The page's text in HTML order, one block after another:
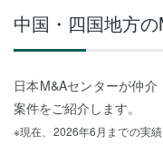
中国・四国地方
日本M&Aセンターが仲
案件をご紹介します。
※現在、2026年6月までの実